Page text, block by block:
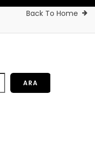
Back To Home
ARA